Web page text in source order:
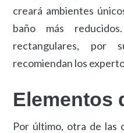
creará ambientes
baño más
rectangulares,
recomiendan los
Elementos
Por último, otra de las